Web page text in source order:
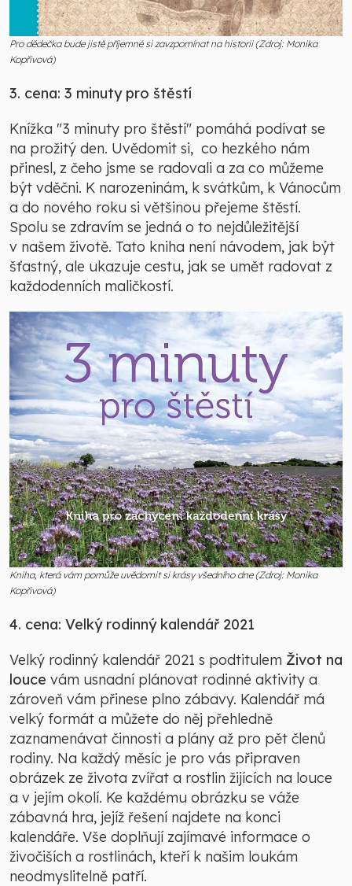
Pro dědečka bude jistě příjemné si zavzpomínat na historii (Zdroj: Monika
Kopřivová)
3. cena: 3 minuty pro štěstí
Knížka "3 minuty pro štěstí" pomáhá podívat se
na prožitý den. Uvědomit si, co hezkého nám
přinesl, z čeho jsme se radovali a za co můžeme
být vděčni. K narozeninám, k svátkům, k Vánocům
a do nového roku si většinou přejeme štěstí.
Spolu se zdravím se jedná o to nejdůležitější
v našem životě. Tato kniha není návodem, jak být
šťastný, ale ukazuje cestu, jak se umět radovat z
každodenních maličkostí.
Kniha, která vám pomůže uvědomit si krásy všedního dne (Zdroj: Monika
Kopřivová)
4. cena: Velký rodinný kalendář 2021
Velký rodinný kalendář 2021 s podtitulem Život na
louce vám usnadní plánovat rodinné aktivity a
zároveň vám přinese plno zábavy. Kalendář má
velký formát a můžete do něj přehledně
zaznamenávat činnosti a plány až pro pět členů
rodiny. Na každý měsíc je pro vás připraven
obrázek ze života zvířat a rostlin žijících na louce
a v jejím okolí. Ke každému obrázku se váže
zábavná hra, jejíž řešení najdete na konci
kalendáře. Vše doplňují zajímavé informace o
živočiších a rostlinách, kteří k našim loukám
neodmyslitelně patří.